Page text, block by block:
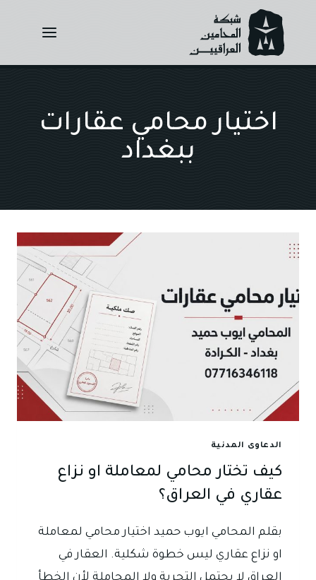
content
اختيار محامي عقارات
ببغداد
الدعاوى المدنية
كيف تختار محامي لمعاملة او نزاع
عقاري في العراق؟
بقلم المحامي ايوب حميد اختيار محامي لمعاملة
او نزاع عقاري ليس خطوة شكلية. العقار في